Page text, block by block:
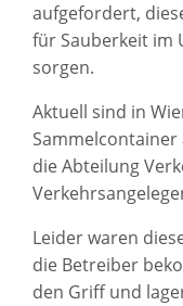
aufgefordert,
für Sauberkeit im
sorgen.
Aktuell sind in
die Abteilung
Leider waren
die Betreiber
den Griff und